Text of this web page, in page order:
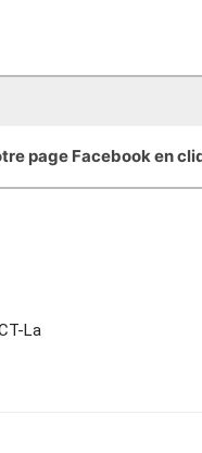
page Facebook en
La